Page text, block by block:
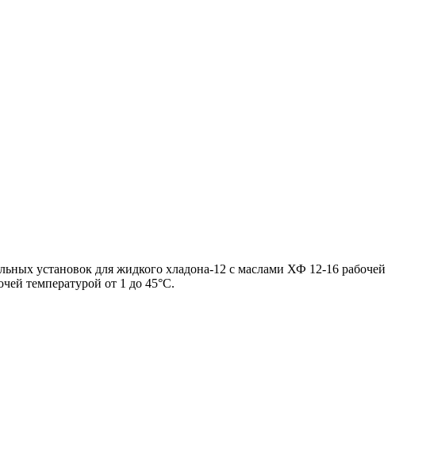
установок для жидкого хладона-12 с маслами ХФ 12-16 рабочей
температурой от 1 до 45°С.